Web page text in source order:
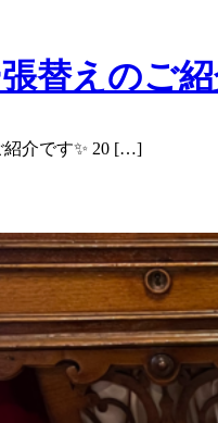
替えのご
介です✨ 20 […]